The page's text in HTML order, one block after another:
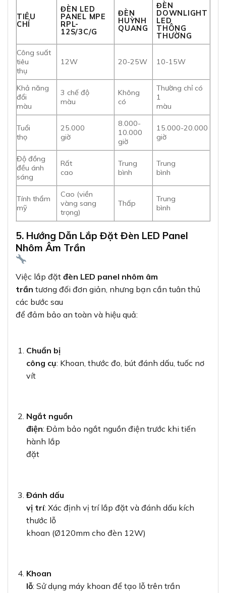
TIÊU
CHÍ
ĐÈN LED
PANEL MPE
RPL-
12S/3C/G
ĐÈN
HUỲNH
QUANG
ĐÈN
DOWNLIGHT
LED
THÔNG
THƯỜNG
Công suất
tiêu
thụ
12W 20-25W 10-15W
Khả năng
đổi
màu
3 chế độ
màu
Không
có
Thường chỉ có
1
màu
Tuổi
thọ
25.000
giờ
8.000-
10.000
giờ
15.000-20.000
giờ
Độ đồng
đều ánh
sáng
Rất
cao
Trung
bình
Trung
bình
Tính thẩm
mỹ
Cao (viền
vàng sang
trọng)
Thấp
Trung
bình
5. Hướng Dẫn Lắp Đặt Đèn LED Panel
Nhôm Âm Trần
Việc lắp đặt đèn LED panel nhôm âm
trần tương đối đơn giản, nhưng bạn cần tuân thủ
các bước sau
để đảm bảo an toàn và hiệu quả:
Chuẩn bị
công cụ: Khoan, thước đo, bút đánh dấu, tuốc nơ
vít
Ngắt nguồn
điện: Đảm bảo ngắt nguồn điện trước khi tiến
hành lắp
đặt
Đánh dấu
vị trí: Xác định vị trí lắp đặt và đánh dấu kích
thước lỗ
khoan (Ø120mm cho đèn 12W)
Khoan
lỗ: Sử dụng máy khoan để tạo lỗ trên trần